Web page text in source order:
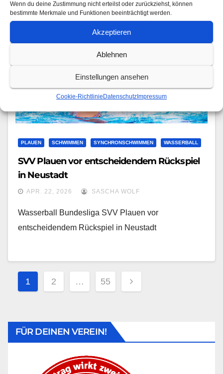
Wenn du deine Zustimmung nicht erteilst oder zurückziehst, können
bestimmte Merkmale und Funktionen beeinträchtigt werden.
Akzeptieren
Ablehnen
Einstellungen ansehen
Cookie-Richtlinie Datenschutz Impressum
PLAUEN SCHWIMMEN SYNCHRONSCHWIMMEN WASSERBALL
SVV Plauen vor entscheidendem Rückspiel
in Neustadt
APR. 22, 2026 SASCHA WOLF
Wasserball Bundesliga SVV Plauen vor
entscheidendem Rückspiel in Neustadt
1 2 … 55
FÜR DEINEN VEREIN!